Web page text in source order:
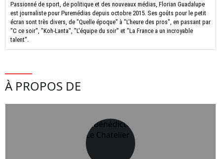
Passionné de sport, de politique et des nouveaux médias, Florian Guadalupe
est journaliste pour Puremédias depuis octobre 2015. Ses goûts pour le petit
écran sont très divers, de "Quelle époque" à "L'heure des pros", en passant par
"C ce soir", "Koh-Lanta", "L'équipe du soir" et "La France a un incroyable
talent".
À PROPOS DE